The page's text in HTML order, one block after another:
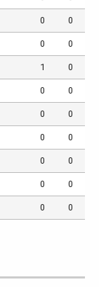
0 0
0 0
1 0
0 0
0 0
0 0
0 0
0 0
0 0